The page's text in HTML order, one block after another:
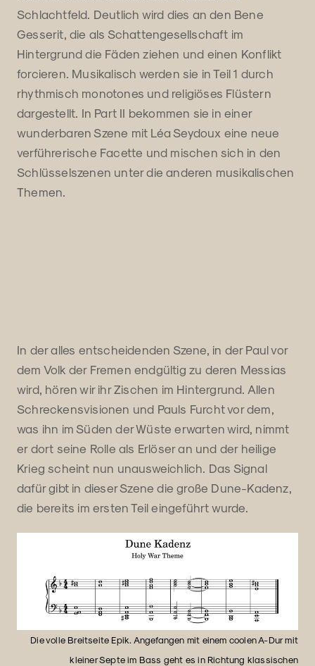
Schlachtfeld. Deutlich wird dies an den Bene
Gesserit, die als Schattengesellschaft im
Hintergrund die Fäden ziehen und einen Konflikt
forcieren. Musikalisch werden sie in Teil 1 durch
rhythmisch monotones und religiöses Flüstern
dargestellt. In Part II bekommen sie in einer
wunderbaren Szene mit Léa Seydoux eine neue
verführerische Facette und mischen sich in den
Schlüsselszenen unter die anderen musikalischen
Themen.
In der alles entscheidenden Szene, in der Paul vor
dem Volk der Fremen endgültig zu deren Messias
wird, hören wir ihr Zischen im Hintergrund. Allen
Schreckensvisionen und Pauls Furcht vor dem,
was ihn im Süden der Wüste erwarten wird, nimmt
er dort seine Rolle als Erlöser an und der heilige
Krieg scheint nun unausweichlich. Das Signal
dafür gibt in dieser Szene die große Dune-Kadenz,
die bereits im ersten Teil eingeführt wurde.
Die volle Breitseite Epik. Angefangen mit einem coolen A-Dur mit
kleiner Septe im Bass geht es in Richtung klassischen